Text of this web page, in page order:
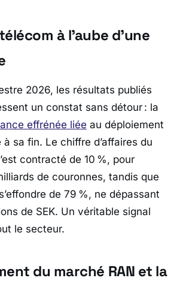
à l’aube d’une
2026, les résultats publiés
un constat sans détour : la
effrénée liée au déploiement
à sa fin. Le chiffre d’affaires du
contracté de 10 %, pour
de couronnes, tandis que
de 79 %, ne dépassant
de SEK. Un véritable signal
le secteur.
du marché RAN et la